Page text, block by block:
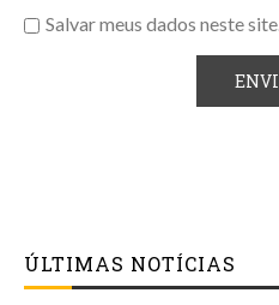
Salvar meus dados neste site.
ÚLTIMAS NOTÍCIAS